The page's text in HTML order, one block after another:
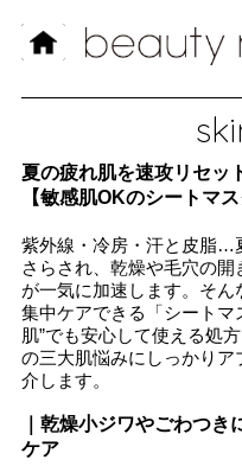
夏の疲れ肌を速攻リセッ
【敏感肌OKのシートマ
紫外線・冷房・汗と皮脂…
さらされ、乾燥や毛穴の
が一気に加速します。そ
集中ケアできる「シートマ
肌”でも安心して使える処
の三大肌悩みにしっかり
介します。
｜乾燥小ジワやごわつ
ケア